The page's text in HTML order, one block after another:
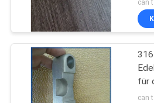
EIN
ANGEBOT
SITEMAP
can
für
can